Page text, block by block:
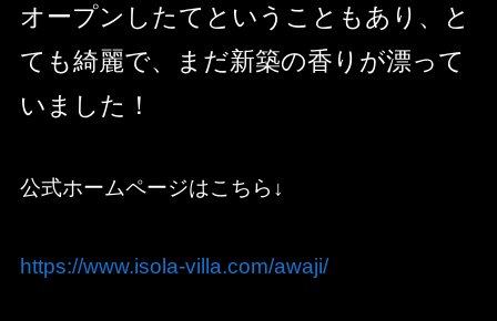
オープンしたてということもあり、と
ても綺麗で、まだ新築の香りが漂って
いました！
公式ホームページはこちら↓
https://www.isola-villa.com/awaji/